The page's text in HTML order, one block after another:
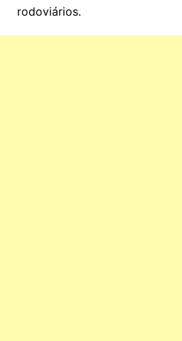
rodoviários.